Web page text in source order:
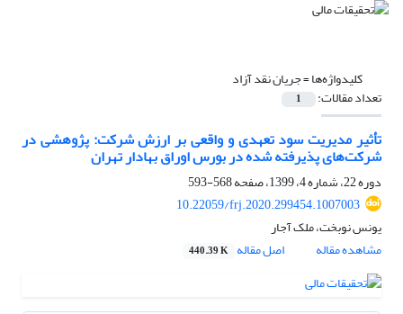
کلیدواژه‌ها =جریان نقد آزاد
تعداد مقالات: 1
تأثیر مدیریت سود تعهدی و واقعی بر ارزش شرکت: پژوهشی در
شرکت‌های پذیرفته ‌شده در بورس اوراق بهادار تهران
دوره 22، شماره 4، 1399، صفحه
568-593
10.22059/frj.2020.299454.1007003
یونس نوبخت، ملک آجار
مشاهده مقاله
اصل مقاله 440.39 K